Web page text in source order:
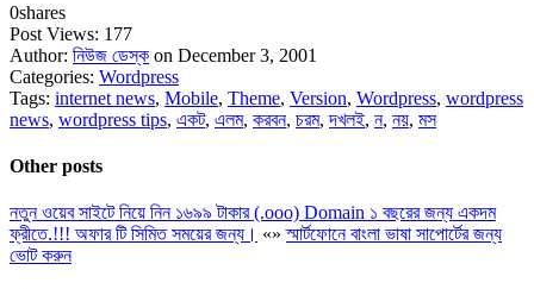
0shares
Post Views: 177
Author: নিউজ ডেস্ক on December 3, 2001
Categories: Wordpress
Tags: internet news, Mobile, Theme, Version, Wordpress, wordpress
news, wordpress tips, একট, এলম, করবন, চরম,দখলই, ন, নয়, মস
Other posts
নতুন ওয়েব সাইটে নিয়ে নিন ১৬৯৯ টাকার (.ooo) Domain ১ বছরের জন্য একদম
ফ্রীতে.!!! অফার টি সিমিত সময়ের জন্য। «»স্মার্টফোনে বাংলা ভাষা সাপোর্টের জন্য
ভোট করুন